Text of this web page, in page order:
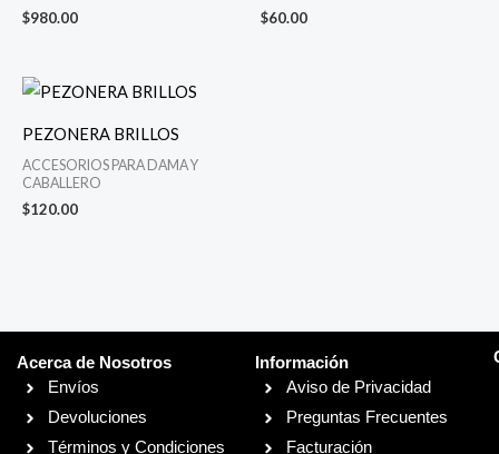
$980.00 $60.00
PEZONERA BRILLOS
ACCESORIOS PARA DAMA Y
CABALLERO
$120.00
Acerca de Nosotros
Envíos
Devoluciones
Términos y Condiciones
Información
Aviso de Privacidad
Preguntas Frecuentes
Facturación